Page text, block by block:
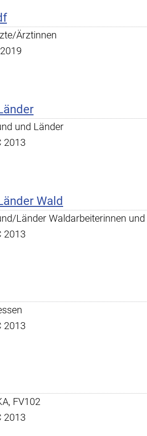
Ärztinnen
und Länder
2013
Wald
Länder Waldarbeiterinnen
2013
2013
FV102
2013